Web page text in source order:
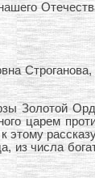
Строганова,
Золотой
царем
этому
из числа